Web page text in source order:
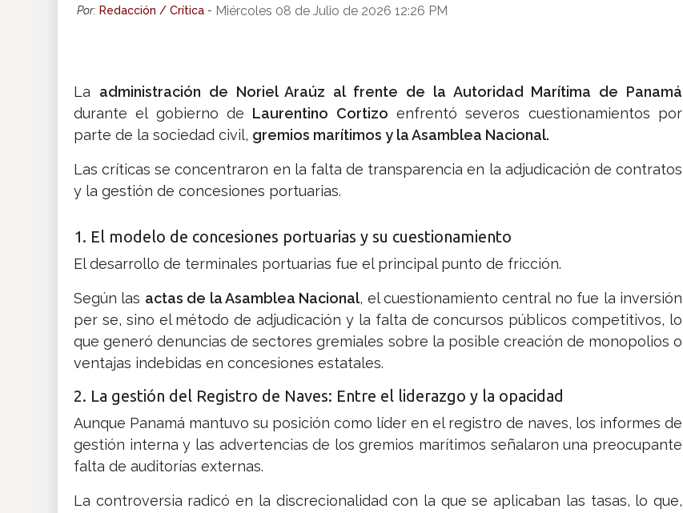
Por: Redacción / Crítica - Miércoles 08 de Julio de 2026 12:26 PM
La administración de Noriel Araúz al frente de la Autoridad Marítima de Panamá
durante el gobierno de Laurentino Cortizo enfrentó severos cuestionamientos por
parte de la sociedad civil, gremios marítimos y la Asamblea Nacional.
Las críticas se concentraron en la falta de transparencia en la adjudicación de contratos
y la gestión de concesiones portuarias.
1. El modelo de concesiones portuarias y su cuestionamiento
El desarrollo de terminales portuarias fue el principal punto de fricción.
Según las actas de la Asamblea Nacional, el cuestionamiento central no fue la inversión
per se, sino el método de adjudicación y la falta de concursos públicos competitivos, lo
que generó denuncias de sectores gremiales sobre la posible creación de monopolios o
ventajas indebidas en concesiones estatales.
2. La gestión del Registro de Naves: Entre el liderazgo y la opacidad
Aunque Panamá mantuvo su posición como líder en el registro de naves, los informes de
gestión interna y las advertencias de los gremios marítimos señalaron una preocupante
falta de auditorías externas.
La controversia radicó en la discrecionalidad con la que se aplicaban las tasas, lo que,